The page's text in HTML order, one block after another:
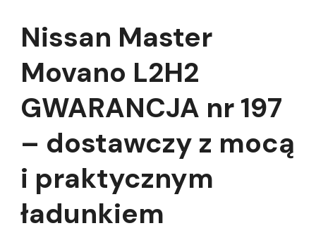
Nissan Master
Movano L2H2
GWARANCJA nr 197
– dostawczy z mocą
i praktycznym
ładunkiem